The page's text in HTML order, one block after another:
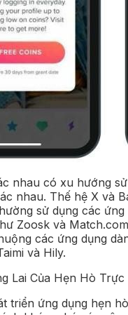
nhau có xu hướng
nhau. Thế hệ X và
sử dụng các ứng
Zoosk và
các ứng dụng
và Hily.
Lai Của Hẹn Hò Trực
triển ứng dụng hẹn